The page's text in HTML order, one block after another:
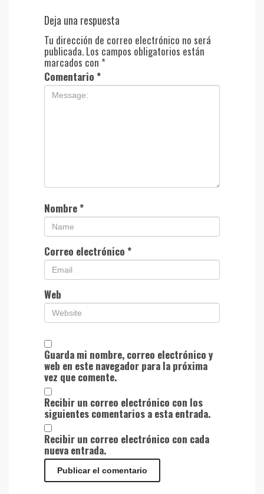
Deja una respuesta
Tu dirección de correo electrónico no será
publicada. Los campos obligatorios están
marcados con *
Comentario *
Nombre*
Correo electrónico *
Web
Guarda mi nombre, correo electrónico y
web en este navegador para la próxima
vez que comente.
Recibir un correo electrónico con los
siguientes comentarios a esta entrada.
Recibir un correo electrónico con cada
nueva entrada.